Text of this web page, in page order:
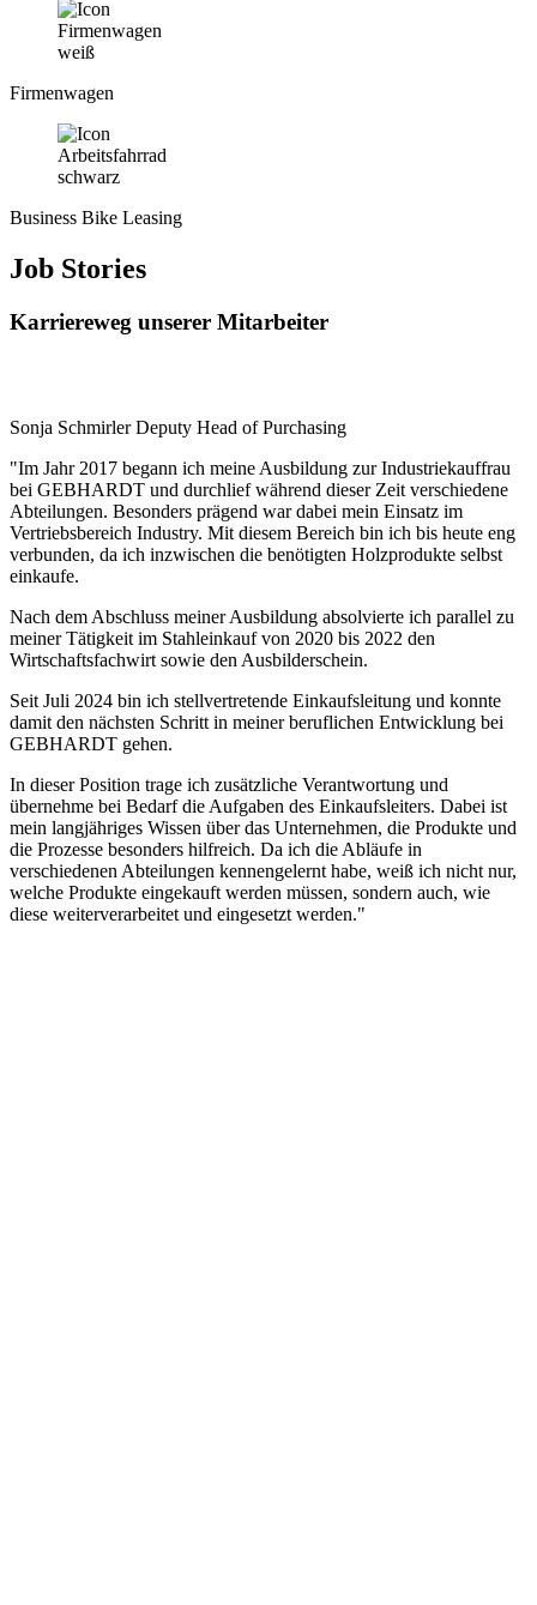
Firmenwagen
Business Bike Leasing
Job Stories
Karriereweg unserer Mitarbeiter
Sonja Schmirler Deputy Head of Purchasing
"Im Jahr 2017 begann ich meine Ausbildung zur Industriekauffrau
bei GEBHARDT und durchlief während dieser Zeit verschiedene
Abteilungen. Besonders prägend war dabei mein Einsatz im
Vertriebsbereich Industry. Mit diesem Bereich bin ich bis heute eng
verbunden, da ich inzwischen die benötigten Holzprodukte selbst
einkaufe.
Nach dem Abschluss meiner Ausbildung absolvierte ich parallel zu
meiner Tätigkeit im Stahleinkauf von 2020 bis 2022 den
Wirtschaftsfachwirt sowie den Ausbilderschein.
Seit Juli 2024 bin ich stellvertretende Einkaufsleitung und konnte
damit den nächsten Schritt in meiner beruflichen Entwicklung bei
GEBHARDT gehen.
In dieser Position trage ich zusätzliche Verantwortung und
übernehme bei Bedarf die Aufgaben des Einkaufsleiters. Dabei ist
mein langjähriges Wissen über das Unternehmen, die Produkte und
die Prozesse besonders hilfreich. Da ich die Abläufe in
verschiedenen Abteilungen kennengelernt habe, weiß ich nicht nur,
welche Produkte eingekauft werden müssen, sondern auch, wie
diese weiterverarbeitet und eingesetzt werden."